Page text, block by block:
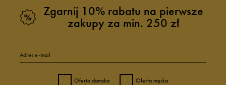
Zgarnij 10% rabatu na pierwsze
zakupy za min. 250 zł
Adres e-mail
Oferta damska Oferta męska